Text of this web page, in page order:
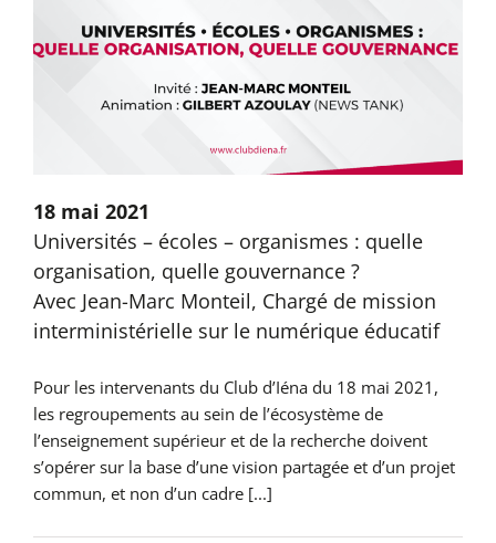
18 mai 2021
Universités – écoles – organismes : quelle
organisation, quelle gouvernance ?
Avec Jean-Marc Monteil, Chargé de mission
interministérielle sur le numérique éducatif
Pour les intervenants du Club d’Iéna du 18 mai 2021,
les regroupements au sein de l’écosystème de
l’enseignement supérieur et de la recherche doivent
s’opérer sur la base d’une vision partagée et d’un projet
commun, et non d’un cadre [...]